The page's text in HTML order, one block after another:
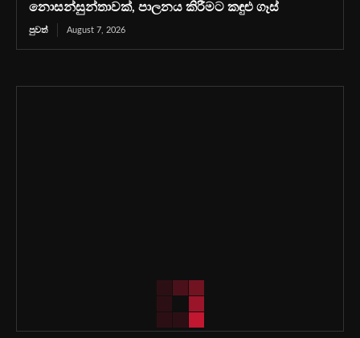
නොසන්සුන්තාවක්, පාලනය කිරීමට කඳුළු ගෑස්
පුවත් August 7, 2026